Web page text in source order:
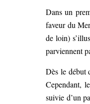
Dans un
faveur du
de loin)
parviennent
Dès le début
Cependant,
suivie d’un